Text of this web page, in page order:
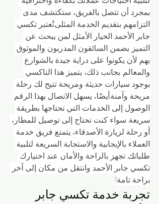
بمجرد أن تتصل بالفريق، ستكتشف مدى
التزامهم بتقديم الخدمة المثلى.تُعتبر تكسي
جابر الأحمد الخيار الأمثل لمن يبحث عن
التميز. يضمن السائقون المدربون والموثوق
بهم لأن يكونوا على دراية جيدة بالشوارع
والمعالم. بجانب ذلك، يتميز هذا التاكسي
بوجود سيارات حديثة ومريحة تتيح لك رحلة
مريحة وآمنة.أيضًا، يسهل الاتصال بهذا الرقم
الوصول إلى الخدمات التي تحتاجها بطريقة
سريعة. سواء كنت تحتاج إلى توصيل للمطار،
أو رحلة لزيارة الأصدقاء، يتمتع فريق خدمة
العملاء بالإيجابية والاستجابة السريعة لتلبية
طلباتك. تجهز بالراحة والأمان عند اختيارك
تكسي جابر الأحمد وانتقل من مكان إلى آخر
براحة تامة!
تجربة خدمة تكسي جابر